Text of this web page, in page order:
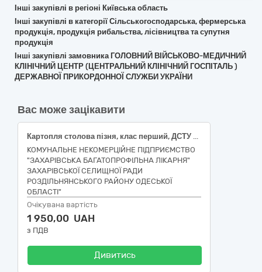
Інші закупівлі в регіоні Київська область
Інші закупівлі в категорії Сільськогосподарська, фермерська
продукція, продукція рибальства, лісівництва та супутня
продукція
Інші закупівлі замовника ГОЛОВНИЙ ВІЙСЬКОВО-МЕДИЧНИЙ
КЛІНІЧНИЙ ЦЕНТР (ЦЕНТРАЛЬНИЙ КЛІНІЧНИЙ ГОСПІТАЛЬ )
ДЕРЖАВНОЇ ПРИКОРДОННОЇ СЛУЖБИ УКРАЇНИ
Вас може зацікавити
Картопля столова пізня, клас перший, ДСТУ 9221
КОМУНАЛЬНЕ НЕКОМЕРЦІЙНЕ ПІДПРИЄМСТВО
"ЗАХАРІВСЬКА БАГАТОПРОФІЛЬНА ЛІКАРНЯ"
ЗАХАРІВСЬКОЇ СЕЛИЩНОЇ РАДИ
РОЗДІЛЬНЯНСЬКОГО РАЙОНУ ОДЕСЬКОЇ
ОБЛАСТІ"
Очікувана вартість
1 950,00 UAH
з ПДВ
Дивитись